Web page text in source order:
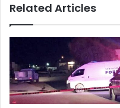
Related Articles